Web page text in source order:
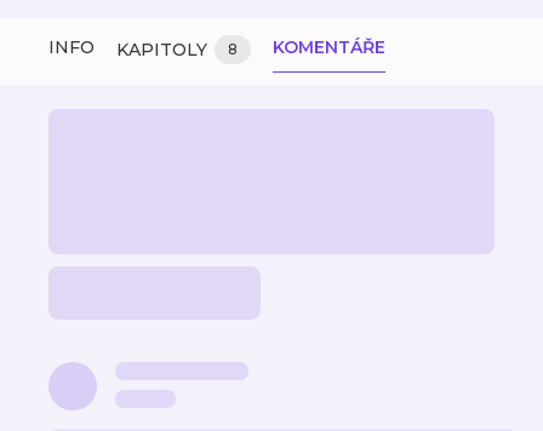
INFO KAPITOLY 8 KOMENTÁŘE